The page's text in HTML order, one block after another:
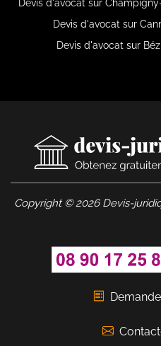
Devis d'avocat sur
Devis d'avocat sur
Devis d'avocat sur
Copyright © 2026 Devis-